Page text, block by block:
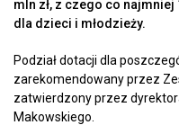
mln zł, z czego co
dla dzieci i młodzieży.
Podział dotacji dla
zarekomendowany przez
zatwierdzony przez
Makowskiego.